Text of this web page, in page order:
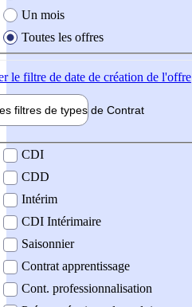
Un mois
Toutes les offres
le filtre de date de création de l'offre
filtres de types de Contrat
contrat
CDI
CDD
Intérim
CDI Intérimaire
Saisonnier
Contrat apprentissage
Cont. professionnalisation